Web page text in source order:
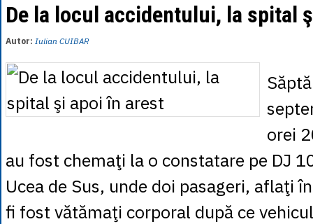
= 1.2223
1 INR = 0.0513
= 3.0556
= 0.4191
= 2.6097
= 1.1646
1 RSD
= 0.0425
= 0.0530
1 TRY= 0.1141
1 UAH= 0.1048
1 XDR= 5.9383
1 ZAR= 0.2318
De la locul accidentului, la spital
Autor: Iulian CUIBAR
orei
au fost chemaţi la o constatare pe DJ
Ucea de Sus, unde doi pasageri, aflaţi
fi fost vătămaţi corporal după ce